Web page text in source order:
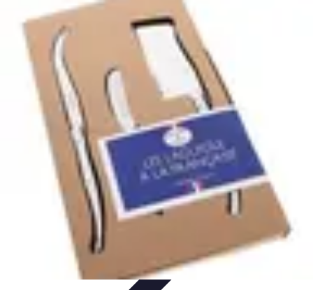
Fromages du Monde
Découvertes
Découverte
Découvertes
fromagèresDégustation découverte
Fromages du Monde